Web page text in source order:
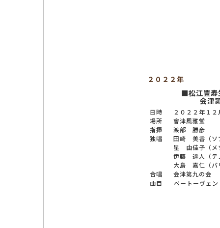
２０２２年
■松江豊寿
会津
日時
２０２２年１
場所
會津風雅堂
指揮
渡部 勝彦
独唱
田崎 美香（ソ
星 由佳子（メ
伊藤 達人（テ
大島 嘉仁（バ
合唱
会津第九の会
曲目
ベートーヴェン